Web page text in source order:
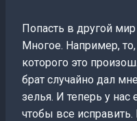
Попасть в другой
Многое. Например,
которого это
брат случайно дал
зелья. И теперь у нас
чтобы все